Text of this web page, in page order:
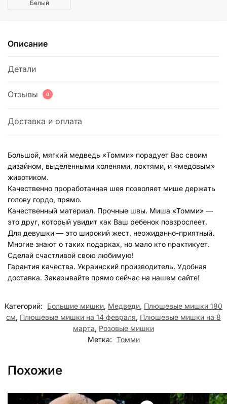
Белый
Описание
Детали
Отзывы 0
Доставка и оплата
Большой, мягкий медведь «Томми» порадует Вас своим
дизайном, выделенными коленями, локтями, и «медовым»
животиком.
Качественно проработанная шея позволяет мише держать
голову гордо, прямо.
Качественный материал. Прочные швы. Миша «Томми» —
это друг, который увидит как Ваш ребенок повзрослеет.
Для девушки — это широкий жест, неожиданно-приятный.
Многие знают о таких подарках, но мало кто практикует.
Сделай счастливой свою любимую!
Гарантия качества. Украинский производитель. Удобная
доставка. Заказывайте прямо сейчас на нашем сайте!
Категорий: Большие мишки, Медведи, Плюшевые мишки 180
см, Плюшевые мишки на 14 февраля, Плюшевые мишки на 8
марта, Розовые мишки
Метка: Томми
Похожие